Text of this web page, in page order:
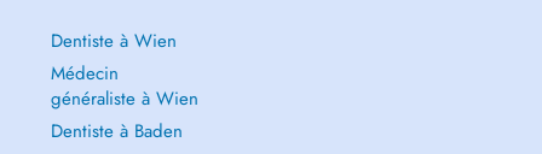
Dentiste à Wien
Médecin
généraliste à Wien
Dentiste à Baden